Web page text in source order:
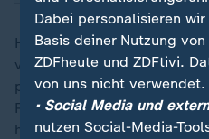
Hinzu kommt, dass er die
vor allem Adli und Boniface
personeller Maßnahmen
Randfigur Nathan Tella tut
hervor - was aber vor allem
Dabei personalisieren
Basis deiner Nutzung
ZDFheute und ZDFtivi.
von uns nicht verwendet.
• Social Media und
nutzen Social-Media-